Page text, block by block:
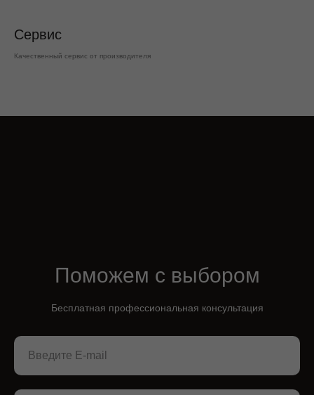
Сервис
Качественный сервис от производителя
Поможем с выбором
Бесплатная профессиональная консультация